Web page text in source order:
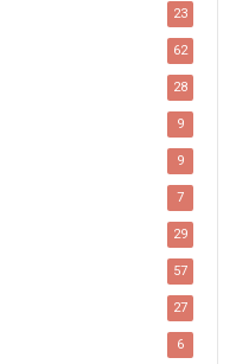
23
62
28
9
9
7
29
57
27
6